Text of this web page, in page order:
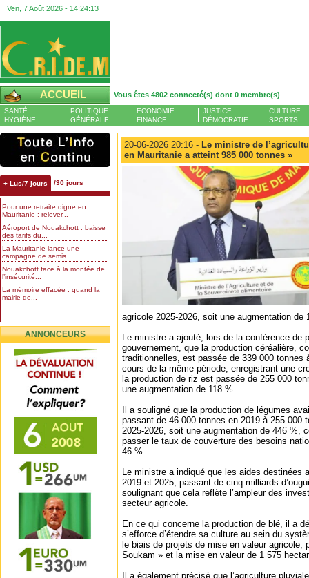
Ven, 7 Août 2026 - 14:24:14
ACCUEIL Vous êtes 4802 connecté(s) dont 0 membre(s)
SANTÉ
HYGIÈNE
POLITIQUE
GÉNÉRALE
ECONOMIE
FINANCE
JUSTICE
DÉMOCRATIE
CULTURE
SPORTS
+ Lus/7 jours /30 jours
Pour une retraite digne en
Mauritanie : relever...
Aéroport de Nouakchott : baisse
des tarifs du...
La Mauritanie lance une
campagne de semis...
Nouakchott face à la montée de
l’insécurité...
La mémoire effacée : quand la
mairie de...
ANNONCEURS
20-06-2026 20:16 - Le ministre de
en Mauritanie a atteint 985 000 tonnes »
agricole 2025-2026, soit une augmentation de
Le ministre a ajouté, lors de la conférence de
gouvernement, que la production céréalière,
traditionnelles, est passée de 339 000 tonnes
cours de la même période, enregistrant une
la production de riz est passée de 255 000
une augmentation de 118 %.
Il a souligné que la production de légumes
passant de 46 000 tonnes en 2019 à 255 000
2025-2026, soit une augmentation de 446 %,
passer le taux de couverture des besoins
46 %.
Le ministre a indiqué que les aides destinées
2019 et 2025, passant de cinq milliards
soulignant que cela reflète l’ampleur des
secteur agricole.
En ce qui concerne la production de blé, il a
s’efforce d’étendre sa culture au sein du
le biais de projets de mise en valeur agricole,
Soukam » et la mise en valeur de 1 575
Il a également précisé que l’agriculture